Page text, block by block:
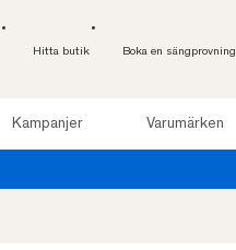
Hitta butik Boka en sängprovning
Kampanjer Varumärken
Läs mer